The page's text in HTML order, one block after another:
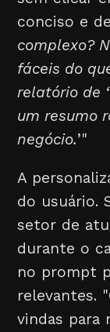
conciso e
complexo?
fáceis do
relatório de
um resumo
negócio.’"
A
do usuário.
setor de
durante o
no prompt
relevantes.
vindas para